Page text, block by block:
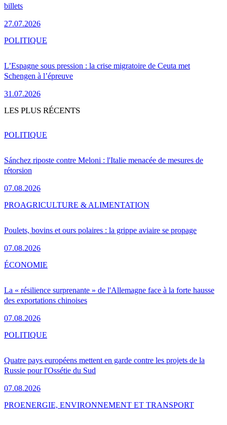
billets
27.07.2026
L’Espagne sous pression : la crise migratoire de Ceuta met
Schengen à l’épreuve
31.07.2026
POLITIQUE
LES PLUS RÉCENTS
Sánchez riposte contre Meloni : l'Italie menacée de mesures de
rétorsion
07.08.2026
POLITIQUE
Poulets, bovins et ours polaires : la grippe aviaire se propage
07.08.2026
PROAGRICULTURE & ALIMENTATION
La « résilience surprenante » de l'Allemagne face à la forte hausse
des exportations chinoises
07.08.2026
ÉCONOMIE
Quatre pays européens mettent en garde contre les projets de la
Russie pour l'Ossétie du Sud
07.08.2026
POLITIQUE
PROENERGIE, ENVIRONNEMENT ET TRANSPORT